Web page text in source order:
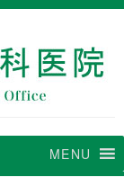
MENU